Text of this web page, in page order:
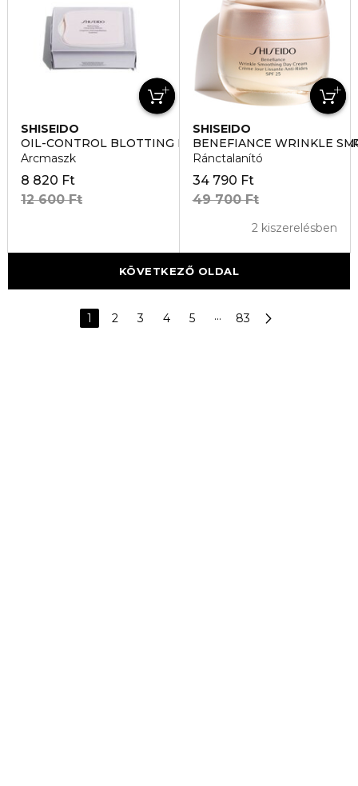
SHISEIDO
OIL-CONTROL BLOTTING PAPER MENTES MATTITO
Arcmaszk
8 820 Ft
12 600 Ft
SHISEIDO
BENEFIANCE WRINKLE
Ránctalanító
34 790 Ft
49 700 Ft
2 kiszerelésben
KÖVETKEZŐ OLDAL
1 2 3 4 5 ··· 83